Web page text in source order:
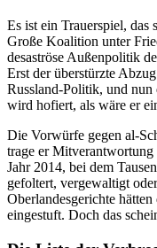
Es ist ein Trauerspiel, das
Große Koalition unter
desaströse Außenpolitik
Erst der überstürzte
Russland-Politik, und
wird hofiert, als wäre er
Die Vorwürfe gegen al-
trage er
Jahr 2014, bei dem
gefoltert, vergewaltigt
Oberlandesgerichte
eingestuft. Doch das